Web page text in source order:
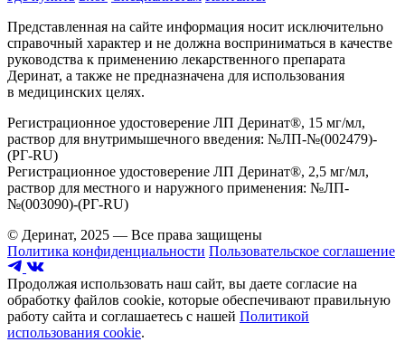
Представленная на сайте информация носит исключительно
справочный характер и не должна восприниматься в качестве
руководства к применению лекарственного препарата
Деринат, а также не предназначена для использования
в медицинских целях.
Регистрационное удостоверение ЛП Деринат®, 15 мг/мл,
раствор для внутримышечного введения: №ЛП-№(002479)-
(РГ-RU)
Регистрационное удостоверение ЛП Деринат®, 2,5 мг/мл,
раствор для местного и наружного применения: №ЛП-
№(003090)-(РГ-RU)
© Деринат, 2025 — Все права защищены
Политика конфиденциальности Пользовательское соглашение
Продолжая использовать наш сайт, вы даете согласие на
обработку файлов cookie, которые обеспечивают правильную
работу сайта и соглашаетесь с нашей Политикой
использования cookie.